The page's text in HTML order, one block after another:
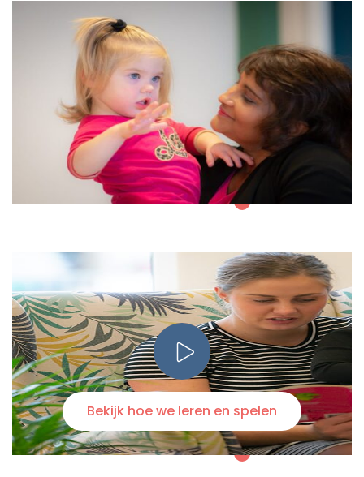
Bekijk hoe we leren en spelen